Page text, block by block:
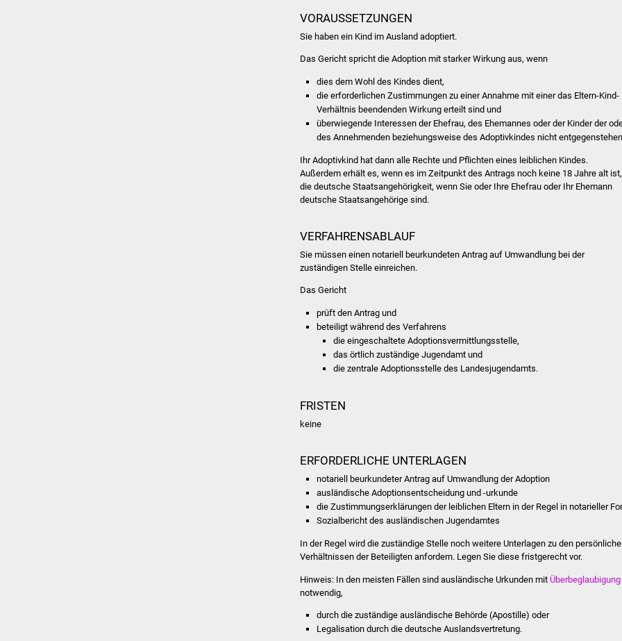
VORAUSSETZUNGEN
Sie haben ein Kind im Ausland adoptiert.
Das Gericht spricht die Adoption mit starker Wirkung aus, wenn
dies dem Wohl des Kindes dient,
die erforderlichen Zustimmungen zu einer Annahme mit einer das Eltern-Kind-
Verhältnis beendenden Wirkung erteilt sind und
überwiegende Interessen der Ehefrau, des Ehemannes oder der Kinder der
des Annehmenden beziehungsweise des Adoptivkindes nicht
Ihr Adoptivkind hat dann alle Rechte und Pflichten eines leiblichen Kindes.
Außerdem erhält es, wenn es im Zeitpunkt des Antrags noch keine 18 Jahre alt ist,
die deutsche Staatsangehörigkeit, wenn Sie oder Ihre Ehefrau oder Ihr Ehemann
deutsche Staatsangehörige sind.
VERFAHRENSABLAUF
Sie müssen einen notariell beurkundeten Antrag auf Umwandlung bei der
zuständigen Stelle einreichen.
Das Gericht
prüft den Antrag und
beteiligt während des Verfahrens
die eingeschaltete Adoptionsvermittlungsstelle,
das örtlich zuständige Jugendamt und
die zentrale Adoptionsstelle des Landesjugendamts.
FRISTEN
keine
ERFORDERLICHE UNTERLAGEN
notariell beurkundeter Antrag auf Umwandlung der Adoption
ausländische Adoptionsentscheidung und -urkunde
die Zustimmungserklärungen der leiblichen Eltern in der Regel in notarieller
Sozialbericht des ausländischen Jugendamtes
In der Regel wird die zuständige Stelle noch weitere Unterlagen zu den
Verhältnissen der Beteiligten anfordern. Legen Sie diese fristgerecht vor.
Hinweis: In den meisten Fällen sind ausländische Urkunden mit Überbeglaubigung
notwendig,
durch die zuständige ausländische Behörde (Apostille) oder
Legalisation durch die deutsche Auslandsvertretung.